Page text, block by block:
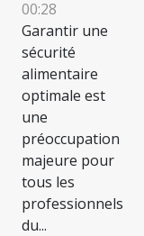
00:28
Garantir une
sécurité
alimentaire
optimale est
une
préoccupation
majeure pour
tous les
professionnels
du...